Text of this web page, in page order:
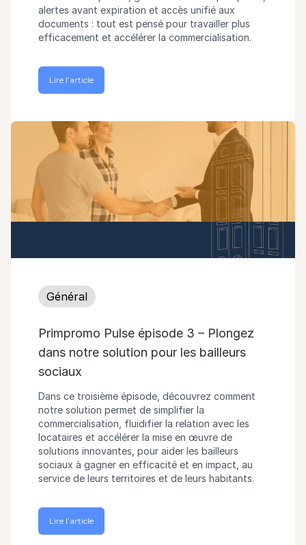
alertes avant expiration et accès unifié aux
documents : tout est pensé pour travailler plus
efficacement et accélérer la commercialisation.
Lire l’article
Général
Primpromo Pulse épisode 3 – Plongez
dans notre solution pour les bailleurs
sociaux
Dans ce troisième épisode, découvrez comment
notre solution permet de simplifier la
commercialisation, fluidifier la relation avec les
locataires et accélérer la mise en œuvre de
solutions innovantes, pour aider les bailleurs
sociaux à gagner en efficacité et en impact, au
service de leurs territoires et de leurs habitants.
Lire l’article